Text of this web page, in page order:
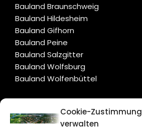
Cookie-Zustimmung
verwalten
Bauland Braunschweig
Bauland Hildesheim
Bauland Gifhorn
Bauland Peine
Bauland Salzgitter
Bauland Wolfsburg
Bauland Wolfenbüttel
CITYLIFE!